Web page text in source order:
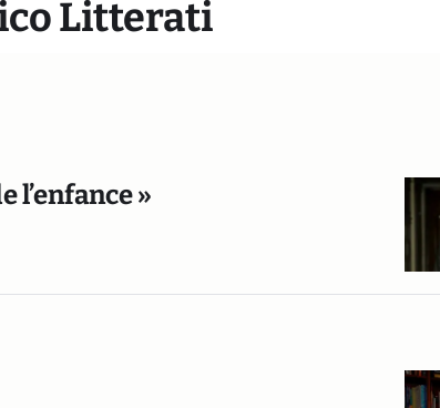
Litterati
l’enfance »